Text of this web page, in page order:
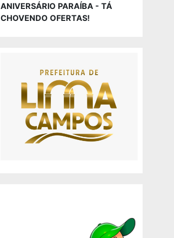
ANIVERSÁRIO PARAÍBA - TÁ
CHOVENDO OFERTAS!